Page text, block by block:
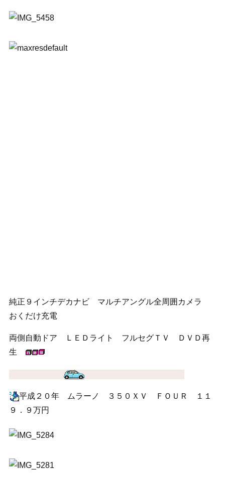
純正９インチデカナビ マルチアングル全周囲カメラ
おくだけ充電
両側自動ドア ＬＥＤライト フルセグＴＶ ＤＶＤ再
生
平成２０年 ムラーノ ３５０ＸＶ ＦＯＵＲ １１
９．９万円